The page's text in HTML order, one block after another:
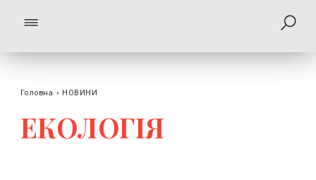
Головна › НОВИНИ
ЕКОЛОГІЯ